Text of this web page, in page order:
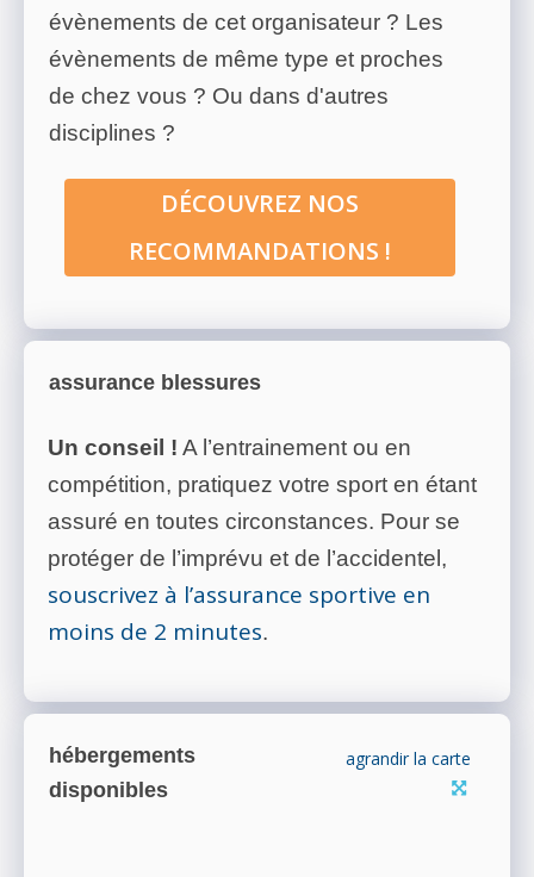
évènements de cet organisateur ? Les
évènements de même type et proches
de chez vous ? Ou dans d'autres
disciplines ?
DÉCOUVREZ NOS
RECOMMANDATIONS !
assurance blessures
Un conseil ! A l’entrainement ou en
compétition, pratiquez votre sport en étant
assuré en toutes circonstances. Pour se
protéger de l’imprévu et de l’accidentel,
souscrivez à l’assurance sportive en
moins de 2 minutes.
hébergements
disponibles
agrandir la carte